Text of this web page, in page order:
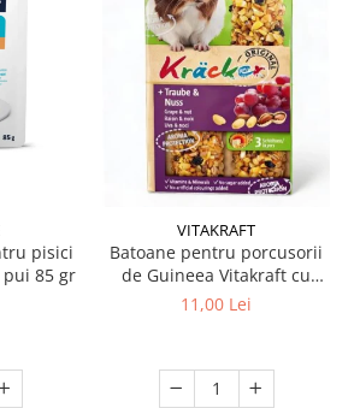
pisici
85 gr
VITAKRAFT
Batoane pentru porcusorii
de Guineea Vitakraft cu
struguri & nuci 2 buc
11,00 Lei